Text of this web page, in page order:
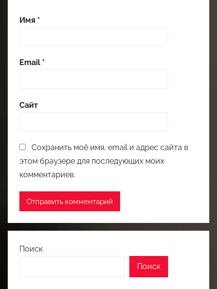
Имя *
Email *
Сайт
Сохранить моё имя, email и адрес сайта в
этом браузере для последующих моих
комментариев.
Поиск
Поиск